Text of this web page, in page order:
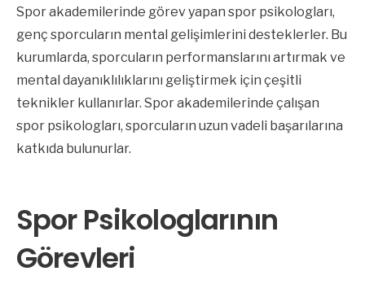
Spor akademilerinde görev yapan spor psikologları,
genç sporcuların mental gelişimlerini desteklerler. Bu
kurumlarda, sporcuların performanslarını artırmak ve
mental dayanıklılıklarını geliştirmek için çeşitli
teknikler kullanırlar. Spor akademilerinde çalışan
spor psikologları, sporcuların uzun vadeli başarılarına
katkıda bulunurlar.
Spor Psikologlarının
Görevleri